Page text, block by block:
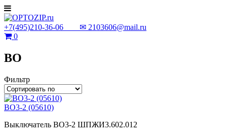
+7(495)210-36-06 ✉ 2103606@mail.ru
0
ВО
Фильтр
ВО3-2 (05610)
Выключатель ВО3-2 ШПЖИ3.602.012